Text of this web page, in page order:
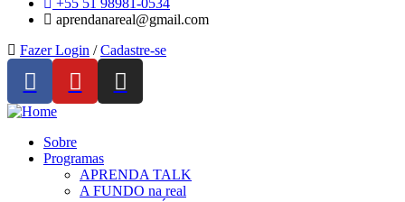
+55 51 98981-0534
aprendanareal@gmail.com
Fazer Login / Cadastre-se
Sobre
Programas
APRENDA TALK
A FUNDO na real